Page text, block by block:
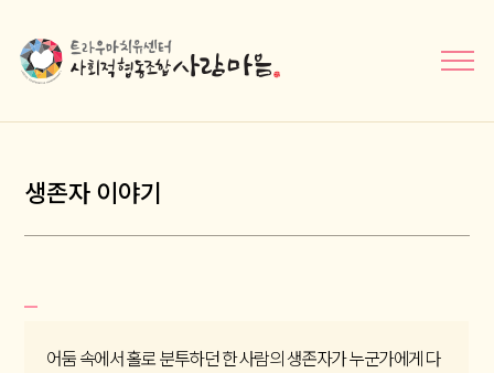
메뉴닫기
생존자 이야기
어둠 속에서 홀로 분투하던 한 사람의 생존자가 누군가에게 다